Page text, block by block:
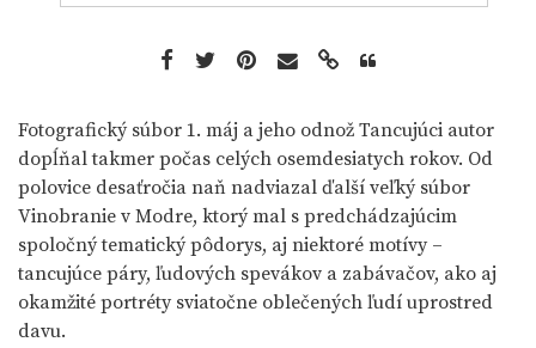
Fotografický súbor 1. máj a jeho odnož Tancujúci autor
dopĺňal takmer počas celých osemdesiatych rokov. Od
polovice desaťročia naň nadviazal ďalší veľký súbor
Vinobranie v Modre, ktorý mal s predchádzajúcim
spoločný tematický pôdorys, aj niektoré motívy –
tancujúce páry, ľudových spevákov a zabávačov, ako aj
okamžité portréty sviatočne oblečených ľudí uprostred
davu.